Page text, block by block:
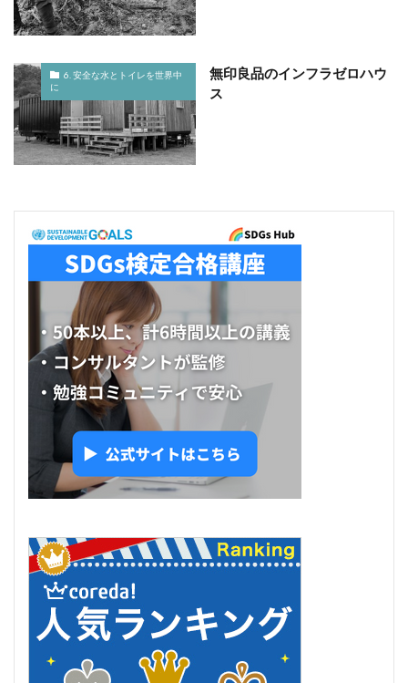
6. 安全な水とトイレを世界中
に
無印良品のインフラゼロハウ
ス